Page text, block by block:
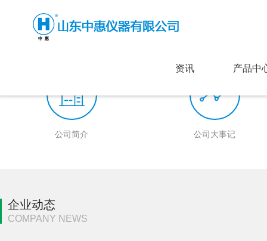
资讯 产品中
公司简介 公司大事记
企业动态
COMPANY NEWS